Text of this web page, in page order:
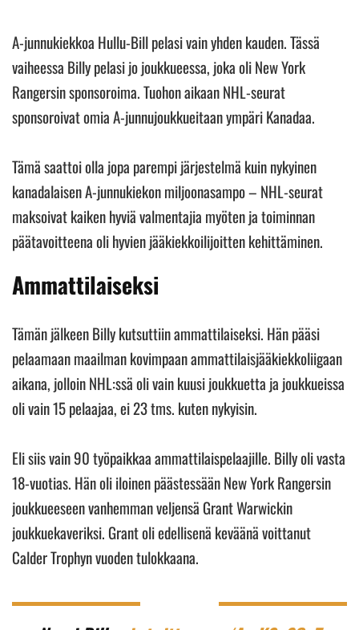
A-junnukiekkoa Hullu-Bill pelasi vain yhden kauden. Tässä
vaiheessa Billy pelasi jo joukkueessa, joka oli New York
Rangersin sponsoroima. Tuohon aikaan NHL-seurat
sponsoroivat omia A-junnujoukkueitaan ympäri Kanadaa.
Tämä saattoi olla jopa parempi järjestelmä kuin nykyinen
kanadalaisen A-junnukiekon miljoonasampo – NHL-seurat
maksoivat kaiken hyviä valmentajia myöten ja toiminnan
päätavoitteena oli hyvien jääkiekkoilijoitten kehittäminen.
Ammattilaiseksi
Tämän jälkeen Billy kutsuttiin ammattilaiseksi. Hän pääsi
pelaamaan maailman kovimpaan ammattilaisjääkiekkoliigaan
aikana, jolloin NHL:ssä oli vain kuusi joukkuetta ja joukkueissa
oli vain 15 pelaajaa, ei 23 tms. kuten nykyisin.
Eli siis vain 90 työpaikkaa ammattilaispelaajille. Billy oli vasta
18-vuotias. Hän oli iloinen päästessään New York Rangersin
joukkueeseen vanhemman veljensä Grant Warwickin
joukkuekaveriksi. Grant oli edellisenä keväänä voittanut
Calder Trophyn vuoden tulokkaana.